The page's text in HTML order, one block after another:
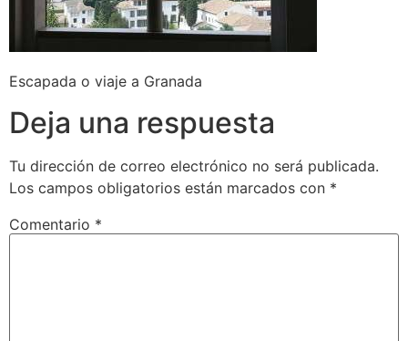
Escapada o viaje a Granada
Deja una respuesta
Tu dirección de correo electrónico no será publicada.
Los campos obligatorios están marcados con *
Comentario *